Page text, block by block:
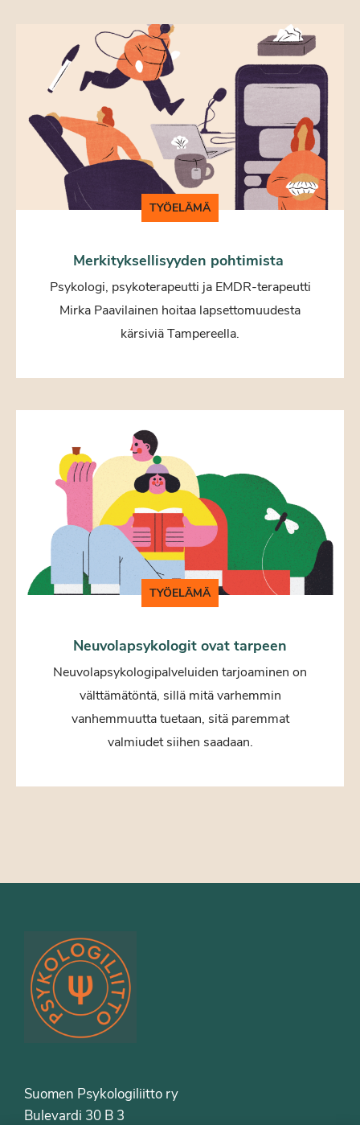
TYÖELÄMÄ
Merkityksellisyyden pohtimista
Psykologi, psykoterapeutti ja EMDR-terapeutti
Mirka Paavilainen hoitaa lapsettomuudesta
kärsiviä Tampereella.
TYÖELÄMÄ
Neuvolapsykologit ovat tarpeen
Neuvolapsykologipalveluiden tarjoaminen on
välttämätöntä, sillä mitä varhemmin
vanhemmuutta tuetaan, sitä paremmat
valmiudet siihen saadaan.
Suomen Psykologiliitto ry
Bulevardi 30 B 3